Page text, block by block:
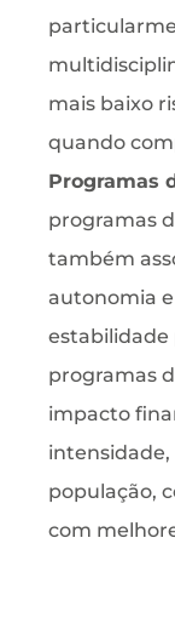
mais baixo
quando
Programas
programas
também
autonomia
estabilidade
programas
impacto
população,
com